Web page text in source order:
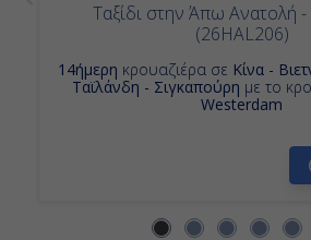
Ταξίδι στην Άπω Ανατολή
(26HAL206)
14ήμερη κρουαζιέρα σε Κίνα -
Ταϊλάνδη - Σιγκαπούρη με το
Westerdam